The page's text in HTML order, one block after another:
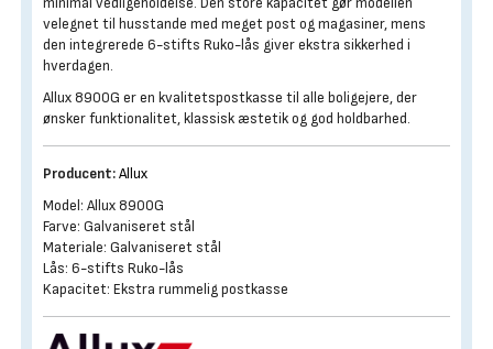
velegnet til husstande med meget post og magasiner, mens
den integrerede 6-stifts Ruko-lås giver ekstra sikkerhed i
hverdagen.
Allux 8900G er en kvalitetspostkasse til alle boligejere, der
ønsker funktionalitet, klassisk æstetik og god holdbarhed.
Producent:Allux
Model: Allux 8900G
Farve: Galvaniseret stål
Materiale: Galvaniseret stål
Lås: 6-stifts Ruko-lås
Kapacitet: Ekstra rummelig postkasse